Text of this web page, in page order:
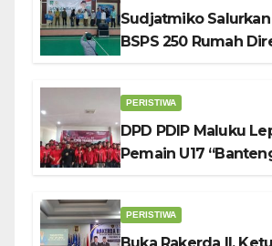
Sudjatmiko
BSPS 250 Rumah
PERISTIWA
DPD PDIP Maluku
Pemain U17
PERISTIWA